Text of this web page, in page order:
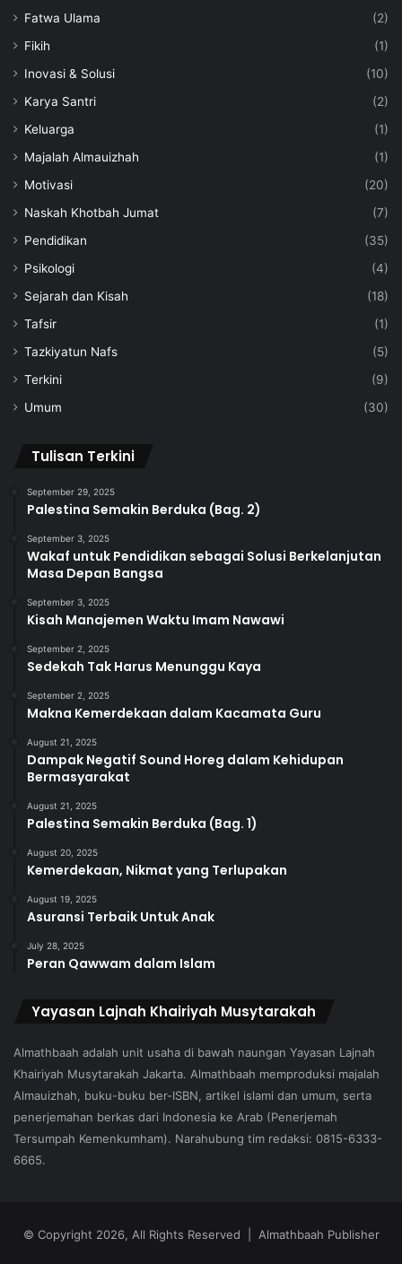
Fatwa Ulama
(2)
Fikih
(1)
Inovasi & Solusi
(10)
Karya Santri
(2)
Keluarga
(1)
Majalah Almauizhah
(1)
Motivasi
(20)
Naskah Khotbah Jumat
(7)
Pendidikan
(35)
Psikologi
(4)
Sejarah dan Kisah
(18)
Tafsir
(1)
Tazkiyatun Nafs
(5)
Terkini
(9)
Umum
(30)
Tulisan Terkini
September 29, 2025
Palestina Semakin Berduka (Bag. 2)
September 3, 2025
Wakaf untuk Pendidikan sebagai Solusi Berkelanjutan
Masa Depan Bangsa
September 3, 2025
Kisah Manajemen Waktu Imam Nawawi
September 2, 2025
Sedekah Tak Harus Menunggu Kaya
September 2, 2025
Makna Kemerdekaan dalam Kacamata Guru
August 21, 2025
Dampak Negatif Sound Horeg dalam Kehidupan
Bermasyarakat
August 21, 2025
Palestina Semakin Berduka (Bag. 1)
August 20, 2025
Kemerdekaan, Nikmat yang Terlupakan
August 19, 2025
Asuransi Terbaik Untuk Anak
July 28, 2025
Peran Qawwam dalam Islam
Yayasan Lajnah Khairiyah Musytarakah
Almathbaah adalah unit usaha di bawah naungan Yayasan Lajnah
Khairiyah Musytarakah Jakarta. Almathbaah memproduksi majalah
Almauizhah, buku-buku ber-ISBN, artikel islami dan umum, serta
penerjemahan berkas dari Indonesia ke Arab (Penerjemah
Tersumpah Kemenkumham). Narahubung tim redaksi: 0815-6333-
6665.
© Copyright 2026, All Rights Reserved | Almathbaah Publisher